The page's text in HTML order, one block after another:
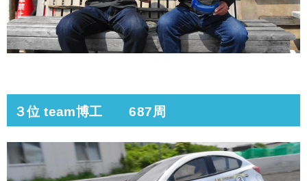
３位 team博工 687周